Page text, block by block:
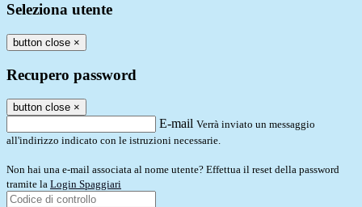
Seleziona utente
button close ×
Recupero password
button close ×
E-mail Verrà inviato un messaggio
all'indirizzo indicato con le istruzioni necessarie.
Non hai una e-mail associata al nome utente? Effettua il reset della password
tramite la Login Spaggiari